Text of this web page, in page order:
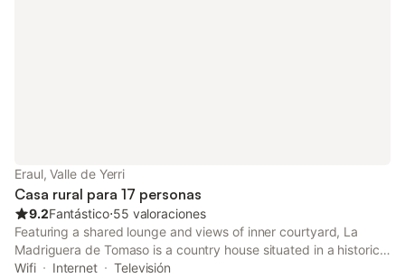
Eraul, Valle de Yerri
Casa rural para 17 personas
9.2Fantástico⋅55 valoraciones
Featuring a shared lounge and views of inner courtyard, La
Madriguera de Tomaso is a country house situated in a historic
building in Eraul, 48 km from Public University of Navarra.
Wifi Internet
Televisión